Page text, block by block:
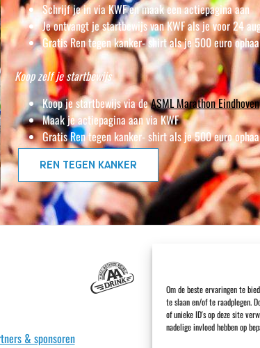
Om de beste ervaringen te
te slaan en/of te raadplegen.
of unieke ID's op deze site
nadelige invloed hebben op
Schrijf je in via KWF en maak een actiepagina aan
Je ontvangt je startbewijs van KWF als je voor 24
Gratis Ren tegen kanker- shirt als je 500 euro
Koop zelf je startbewijs
Koop je startbewijs via deASML Marathon Eindhoven
Maak je actiepagina aan via KWF
Gratis Ren tegen kanker- shirt als je 500 euro
REN TEGEN KANKER
& sponsoren